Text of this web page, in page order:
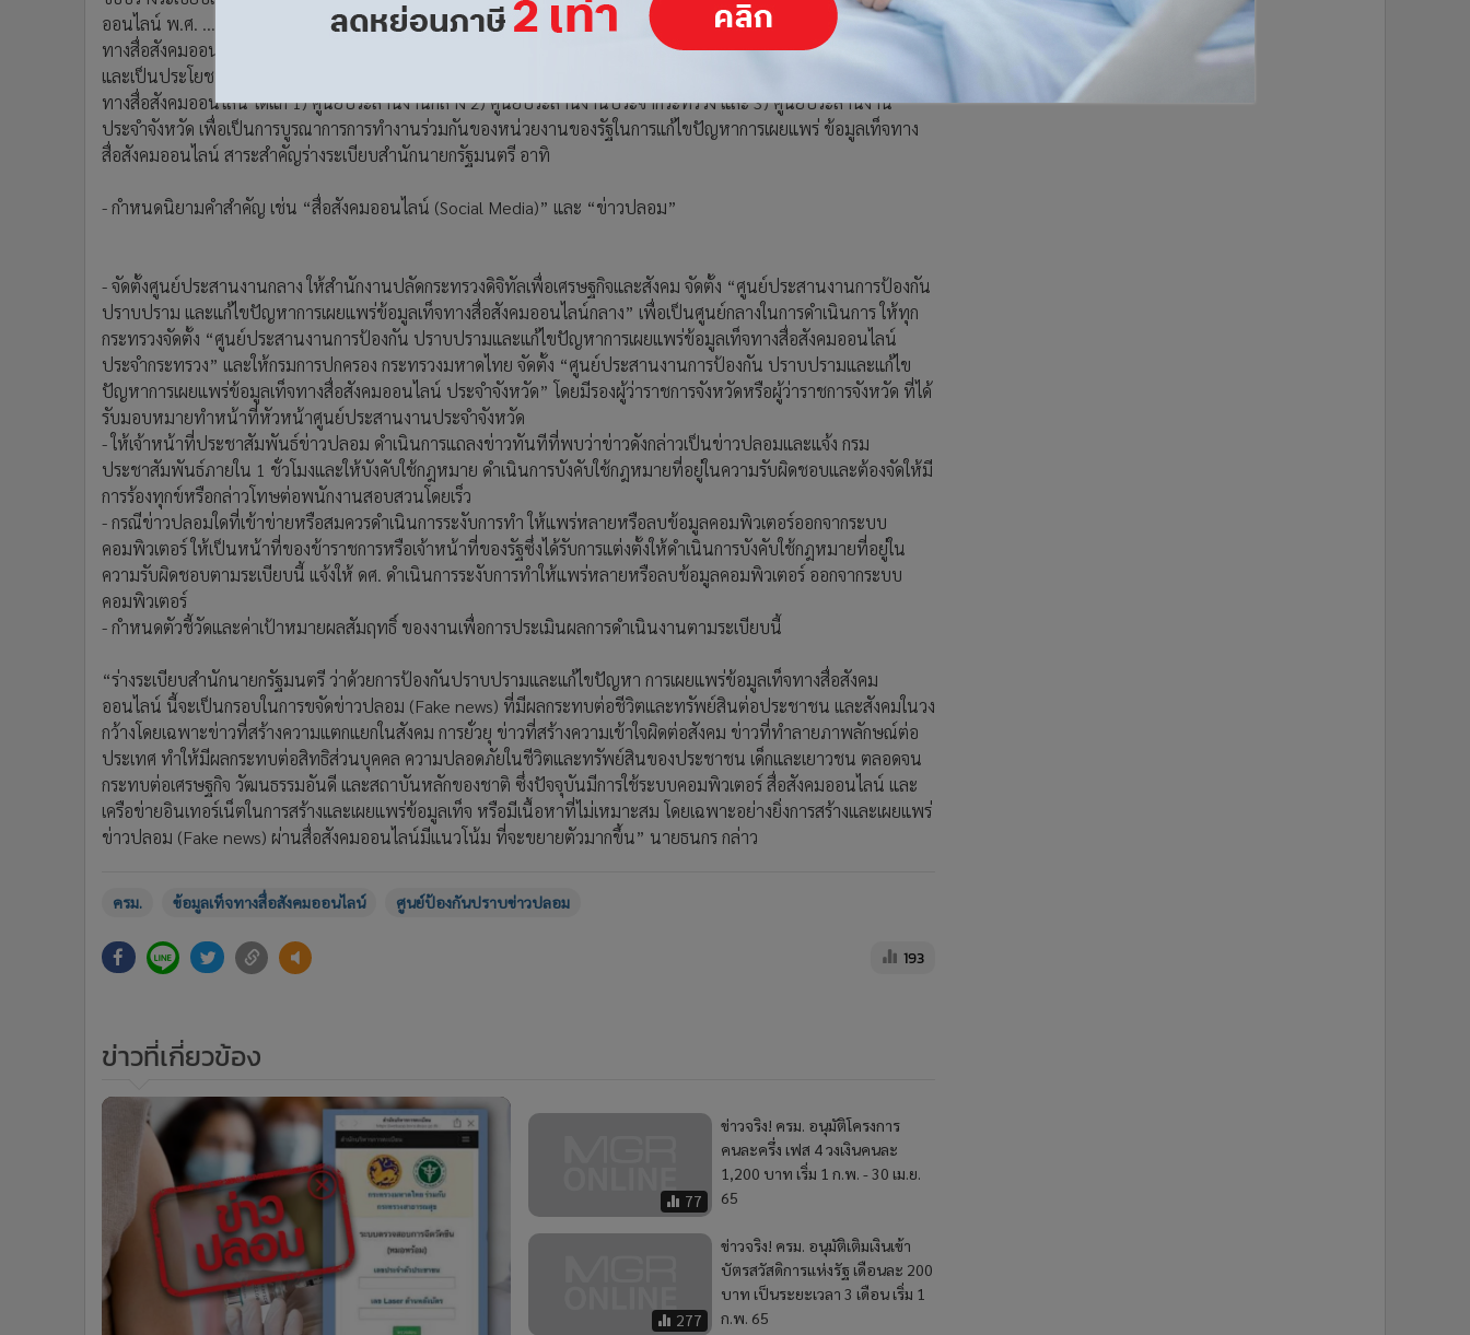
Celeb Online
Gotomanager
ออนไลน์ พ.ศ. .... เป็นแนวทางและหลักเกณฑ์ในการดำเนินการป้องกันปราบปรามและแก้ไขปัญหา การเผยแพร่ข้อมูลเท็จ
ทางสื่อสังคมออนไลน์ร่วมกันของหน่วยงานของรัฐ เพื่อคุ้มครองประชาชนให้ได้รับความปลอดภัยและได้รับข้อมูลที่ถูกต้อง
และเป็นประโยชน์ ทั้งนี้ จะให้มีการจัดตั้งศูนย์ประสานงานการป้องกัน ปราบปรามและแก้ไขปัญหาการเผยแพร่ข้อมูลเท็จ
ทางสื่อสังคมออนไลน์ ได้แก่ 1) ศูนย์ประสานงานกลาง 2) ศูนย์ประสานงานประจำกระทรวง และ 3) ศูนย์ประสานงาน
ประจำจังหวัด เพื่อเป็นการบูรณาการการทำงานร่วมกันของหน่วยงานของรัฐในการแก้ไขปัญหาการเผยแพร่ ข้อมูลเท็จทาง
สื่อสังคมออนไลน์ สาระสำคัญร่างระเบียบสำนักนายกรัฐมนตรี อาทิ
- กำหนดนิยามคำสำคัญ เช่น “สื่อสังคมออนไลน์ (Social Media)” และ “ข่าวปลอม”
- จัดตั้งศูนย์ประสานงานกลาง ให้สำนักงานปลัดกระทรวงดิจิทัลเพื่อเศรษฐกิจและสังคม จัดตั้ง “ศูนย์ประสานงานการป้องกัน
ปราบปราม และแก้ไขปัญหาการเผยแพร่ข้อมูลเท็จทางสื่อสังคมออนไลน์กลาง” เพื่อเป็นศูนย์กลางในการดำเนินการ ให้ทุก
กระทรวงจัดตั้ง “ศูนย์ประสานงานการป้องกัน ปราบปรามและแก้ไขปัญหาการเผยแพร่ข้อมูลเท็จทางสื่อสังคมออนไลน์
ประจำกระทรวง” และให้กรมการปกครอง กระทรวงมหาดไทย จัดตั้ง “ศูนย์ประสานงานการป้องกัน ปราบปรามและแก้ไข
ปัญหาการเผยแพร่ข้อมูลเท็จทางสื่อสังคมออนไลน์ ประจำจังหวัด” โดยมีรองผู้ว่าราชการจังหวัดหรือผู้ว่าราชการจังหวัด ที่ได้
รับมอบหมายทำหน้าที่หัวหน้าศูนย์ประสานงานประจำจังหวัด
- ให้เจ้าหน้าที่ประชาสัมพันธ์ข่าวปลอม ดำเนินการแถลงข่าวทันทีที่พบว่าข่าวดังกล่าวเป็นข่าวปลอมและแจ้ง กรม
ประชาสัมพันธ์ภายใน 1 ชั่วโมงและให้บังคับใช้กฎหมาย ดำเนินการบังคับใช้กฎหมายที่อยู่ในความรับผิดชอบและต้องจัดให้มี
การร้องทุกข์หรือกล่าวโทษต่อพนักงานสอบสวนโดยเร็ว
- กรณีข่าวปลอมใดที่เข้าข่ายหรือสมควรดำเนินการระงับการทำ ให้แพร่หลายหรือลบข้อมูลคอมพิวเตอร์ออกจากระบบ
คอมพิวเตอร์ ให้เป็นหน้าที่ของข้าราชการหรือเจ้าหน้าที่ของรัฐซึ่งได้รับการแต่งตั้งให้ดำเนินการบังคับใช้กฎหมายที่อยู่ใน
ความรับผิดชอบตามระเบียบนี้ แจ้งให้ ดศ. ดำเนินการระงับการทำให้แพร่หลายหรือลบข้อมูลคอมพิวเตอร์ ออกจากระบบ
คอมพิวเตอร์
- กำหนดตัวชี้วัดและค่าเป้าหมายผลสัมฤทธิ์ ของงานเพื่อการประเมินผลการดำเนินงานตามระเบียบนี้
“ร่างระเบียบสำนักนายกรัฐมนตรี ว่าด้วยการป้องกันปราบปรามและแก้ไขปัญหา การเผยแพร่ข้อมูลเท็จทางสื่อสังคม
ออนไลน์ นี้จะเป็นกรอบในการขจัดข่าวปลอม (Fake news) ที่มีผลกระทบต่อชีวิตและทรัพย์สินต่อประชาชน และสังคมในวง
กว้างโดยเฉพาะข่าวที่สร้างความแตกแยกในสังคม การยั่วยุ ข่าวที่สร้างความเข้าใจผิดต่อสังคม ข่าวที่ทำลายภาพลักษณ์ต่อ
ประเทศ ทำให้มีผลกระทบต่อสิทธิส่วนบุคคล ความปลอดภัยในชีวิตและทรัพย์สินของประชาชน เด็กและเยาวชน ตลอดจน
กระทบต่อเศรษฐกิจ วัฒนธรรมอันดี และสถาบันหลักของชาติ ซึ่งปัจจุบันมีการใช้ระบบคอมพิวเตอร์ สื่อสังคมออนไลน์ และ
เครือข่ายอินเทอร์เน็ตในการสร้างและเผยแพร่ข้อมูลเท็จ หรือมีเนื้อหาที่ไม่เหมาะสม โดยเฉพาะอย่างยิ่งการสร้างและเผยแพร่
ข่าวปลอม (Fake news) ผ่านสื่อสังคมออนไลน์มีแนวโน้ม ที่จะขยายตัวมากขึ้น” นายธนกร กล่าว
ครม. ข้อมูลเท็จทางสื่อสังคมออนไลน์ ศูนย์ป้องกันปราบข่าวปลอม
193
ข่าวที่เกี่ยวข้อง
77
ข่าวจริง! ครม. อนุมัติโครงการ
คนละครึ่ง เฟส 4 วงเงินคนละ
1,200 บาท เริ่ม 1 ก.พ. - 30 เม.ย.
65
277
ข่าวจริง! ครม. อนุมัติเติมเงินเข้า
บัตรสวัสดิการแห่งรัฐ เดือนละ 200
บาท เป็นระยะเวลา 3 เดือน เริ่ม 1
ก.พ. 65